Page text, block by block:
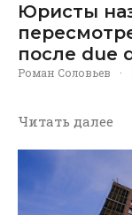
Юристы
после due
Роман Соловьев ·
Читать далее